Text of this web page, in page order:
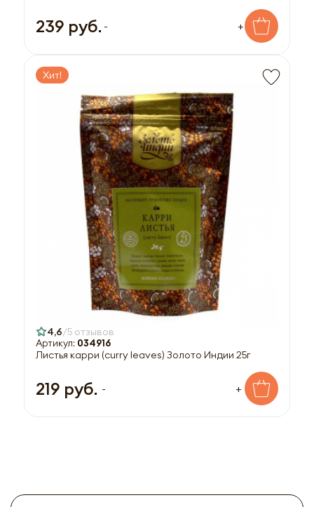
239 руб. - +
Хит!
4,6 5 отзывов
Артикул: 034916
Листья карри (curry leaves) Золото Индии 25г
219 руб. - +